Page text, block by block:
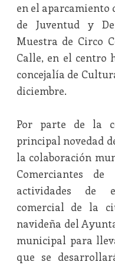
en el aparcamiento
de Juventud y
Muestra de Circo
Calle, en el centro
concejalía de
diciembre.
Por parte de la
principal novedad
la colaboración
Comerciantes
actividades de
comercial de la
navideña del
municipal para
que se